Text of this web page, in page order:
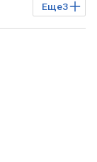
Еще3